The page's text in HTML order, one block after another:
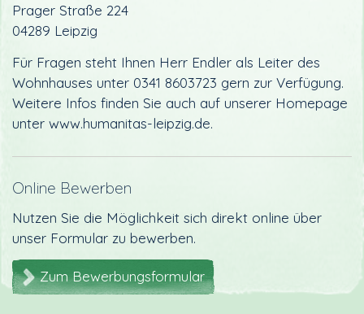
Prager Straße 224
04289 Leipzig
Für Fragen steht Ihnen Herr Endler als Leiter des
Wohnhauses unter 0341 8603723 gern zur Verfügung.
Weitere Infos finden Sie auch auf unserer Homepage
unter www.humanitas-leipzig.de.
Online Bewerben
Nutzen Sie die Möglichkeit sich direkt online über
unser Formular zu bewerben.
Zum Bewerbungsformular